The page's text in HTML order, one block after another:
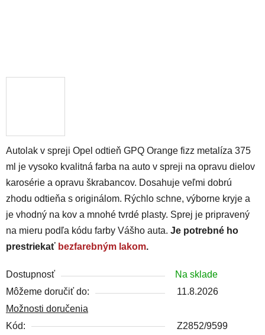
Autolak v spreji Opel odtieň GPQ Orange fizz metalíza 375
ml je vysoko kvalitná farba na auto v spreji na opravu dielov
karosérie a opravu škrabancov. Dosahuje veľmi dobrú
zhodu odtieňa s originálom. Rýchlo schne, výborne kryje a
je vhodný na kov a mnohé tvrdé plasty. Sprej je pripravený
na mieru podľa kódu farby Vášho auta. Je potrebné ho
prestriekať bezfarebným lakom.
Dostupnosť
Na sklade
Môžeme doručiť do:
11.8.2026
Možnosti doručenia
Kód:
Z2852/9599